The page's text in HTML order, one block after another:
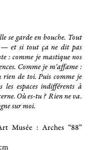
se garde en bouche. Tout
— et si tout ça ne dit pas
: comme je mastique nos
Comme je m’affame :
rien de toi. Puis comme je
les espaces indifférents à
Où es-tu ? Rien ne va.
sur moi.
Musée : Arches “88”